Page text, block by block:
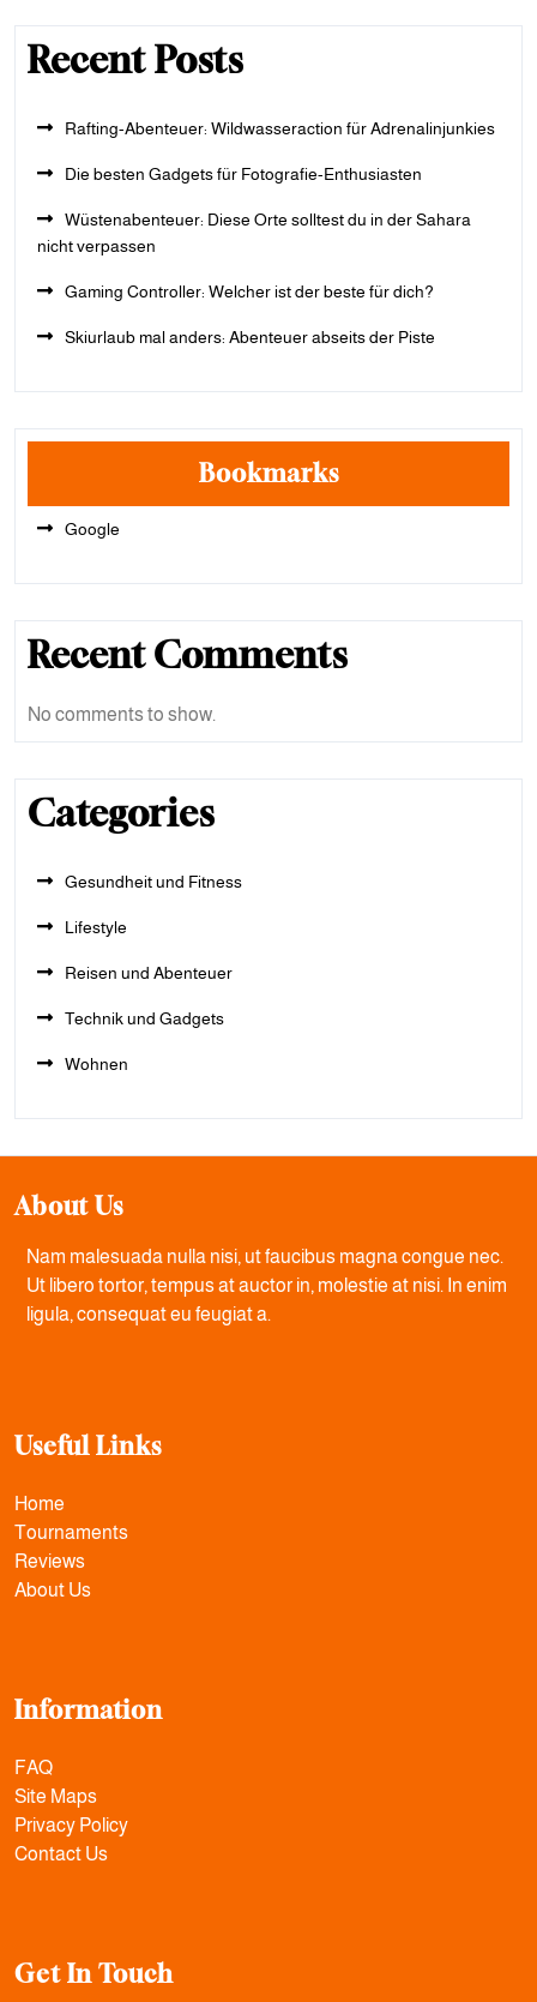
Recent Posts
Rafting-Abenteuer: Wildwasseraction für Adrenalinjunkies
Die besten Gadgets für Fotografie-Enthusiasten
Wüstenabenteuer: Diese Orte solltest du in der Sahara
nicht verpassen
Gaming Controller: Welcher ist der beste für dich?
Skiurlaub mal anders: Abenteuer abseits der Piste
Bookmarks
Google
Recent Comments
No comments to show.
Categories
Gesundheit und Fitness
Lifestyle
Reisen und Abenteuer
Technik und Gadgets
Wohnen
About Us
Nam malesuada nulla nisi, ut faucibus magna congue nec.
Ut libero tortor, tempus at auctor in, molestie at nisi. In enim
ligula, consequat eu feugiat a.
Useful Links
Home
Tournaments
Reviews
About Us
Information
FAQ
Site Maps
Privacy Policy
Contact Us
Get In Touch